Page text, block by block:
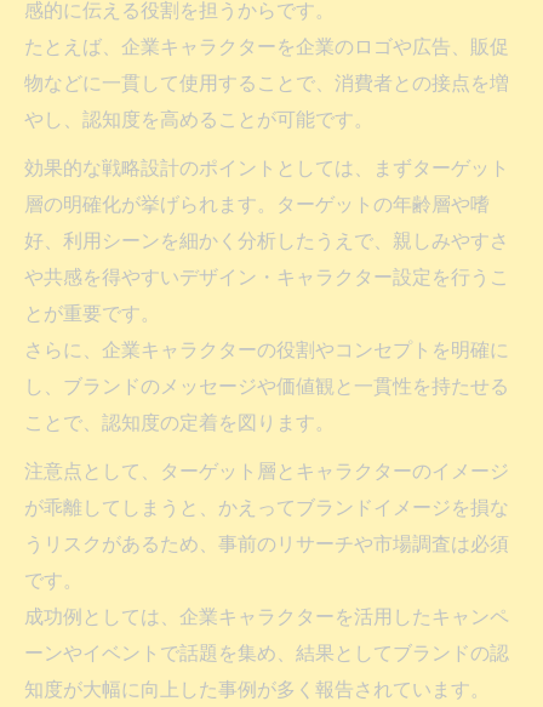
感的に伝える役割を担うからです。
たとえば、企業キャラクターを企業のロゴや広告、販促
物などに一貫して使用することで、消費者との接点を増
やし、認知度を高めることが可能です。
効果的な戦略設計のポイントとしては、まずターゲット
層の明確化が挙げられます。ターゲットの年齢層や嗜
好、利用シーンを細かく分析したうえで、親しみやすさ
や共感を得やすいデザイン・キャラクター設定を行うこ
とが重要です。
さらに、企業キャラクターの役割やコンセプトを明確に
し、ブランドのメッセージや価値観と一貫性を持たせる
ことで、認知度の定着を図ります。
注意点として、ターゲット層とキャラクターのイメージ
が乖離してしまうと、かえってブランドイメージを損な
うリスクがあるため、事前のリサーチや市場調査は必須
です。
成功例としては、企業キャラクターを活用したキャンペ
ーンやイベントで話題を集め、結果としてブランドの認
知度が大幅に向上した事例が多く報告されています。